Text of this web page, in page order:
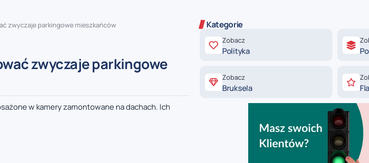
zwyczaje parkingowe mieszkańców
zwyczaje parkingowe
w kamery zamontowane na dachach. Ich
Kategorie
Zobacz
Polityka
Zobacz
Bruksela